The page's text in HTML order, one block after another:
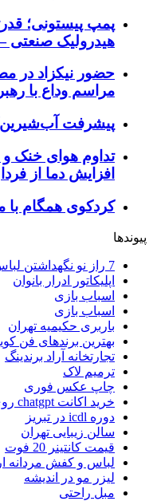
پمپ پیستونی؛
هیدرولیک صنعتی
حضور نیکزاد در
مراسم وداع با
پیشرفت آب‌شیرین‌کن
تداوم هوای خنک و
افزایش دما از فردا
کردکوی همگام با
پیوندها
7 راز نو نگهداشتن لباس
اپلیکاتور ادرار بانوان
اسباب بازی
اسباب بازی
باربری حکیمیه تهران
بهترین برندهای فن
تجارتخانه آراد برندینگ
ترمیم لاک
چاپ عکس فوری
خرید اکانت chatgpt روی ایمیل شخصی
دوره icdl در تبریز
سالن زیبایی تهران
قیمت کانتینر 20 فوت
لباس و کفش مردانه
لیزر مو در اندیشه
مبل راحتی